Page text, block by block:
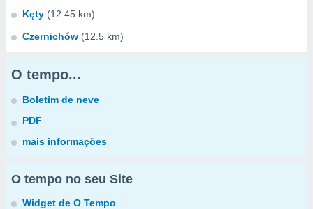
Kęty (12.45 km)
Czernichów (12.5 km)
O tempo...
Boletim de neve
PDF
mais informações
O tempo no seu Site
Widget de O Tempo